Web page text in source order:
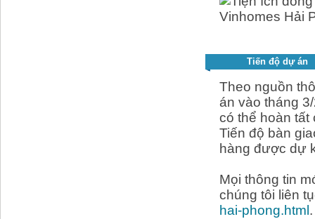
Tiến độ dự án
Theo nguồn
án vào tháng
có thể hoàn tất
Tiến độ bàn
hàng được dự
Mọi thông tin
chúng tôi liên
hai-phong.html